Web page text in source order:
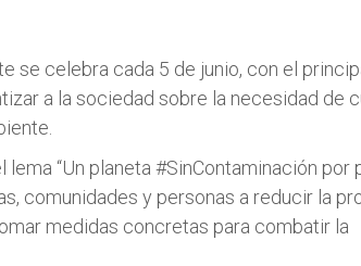
se celebra cada 5 de junio, con el
a la sociedad sobre la necesidad de
lema “Un planeta #SinContaminación por
comunidades y personas a reducir la
medidas concretas para combatir la